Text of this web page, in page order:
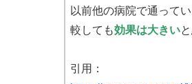
以前他の病院で通って
較しても効果は大きい
引用：